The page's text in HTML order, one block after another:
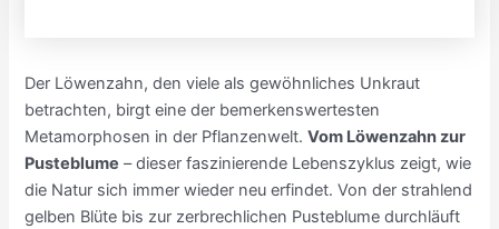
Der Löwenzahn, den viele als gewöhnliches Unkraut
betrachten, birgt eine der bemerkenswertesten
Metamorphosen in der Pflanzenwelt.Vom Löwenzahn zur
Pusteblume – dieser faszinierende Lebenszyklus zeigt, wie
die Natur sich immer wieder neu erfindet. Von der strahlend
gelben Blüte bis zur zerbrechlichen Pusteblume durchläuft